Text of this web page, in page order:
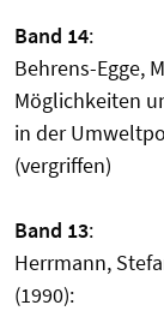
Band 14:
Behrens-Egge,
Möglichkeiten
in der
(vergriffen)
Band 13:
Herrmann,
(1990):